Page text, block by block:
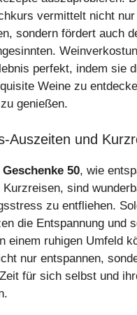
vermittelt nicht
sondern fördert auch
perfekt, indem sie
Weine zu
genießen.
Auszeiten und
50, wie
Kurzreisen, sind
zu entfliehen.
die Entspannung und
einem ruhigen Umfeld
nur entspannen,
für sich selbst und